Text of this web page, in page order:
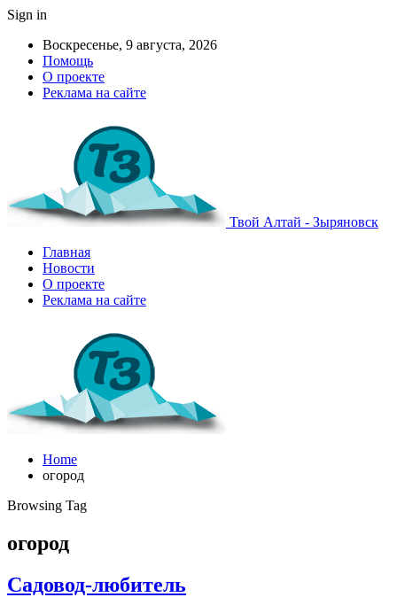
Sign in
Воскресенье, 9 августа, 2026
Помощь
О проекте
Реклама на сайте
Твой Алтай - Зыряновск
Главная
Новости
О проекте
Реклама на сайте
Home
огород
Browsing Tag
огород
Садовод-любитель